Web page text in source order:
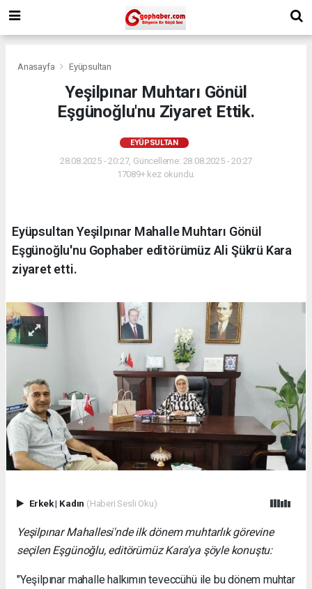
Anasayfa Eyüpsultan
Yeşilpınar Muhtarı Gönül
Eşgünoğlu'nu Ziyaret Ettik.
EYÜPSULTAN
28.08.2025 - 20:27, Güncelleme: 28.08.2025 - 20:27
17089+ kez okundu.
Eyüpsultan Yeşilpınar Mahalle Muhtarı Gönül
Eşgünoğlu'nu Gophaber editörümüz Ali Şükrü Kara
ziyaret etti.
Erkek| Kadın (Haberi Sesli Oku)
Yeşilpınar Mahallesi'nde ilk dönem muhtarlık görevine
seçilen Eşgünoğlu, editörümüz Kara'ya şöyle konuştu:
"Yeşilpınar mahalle halkımın teveccühü ile bu dönem muhtar